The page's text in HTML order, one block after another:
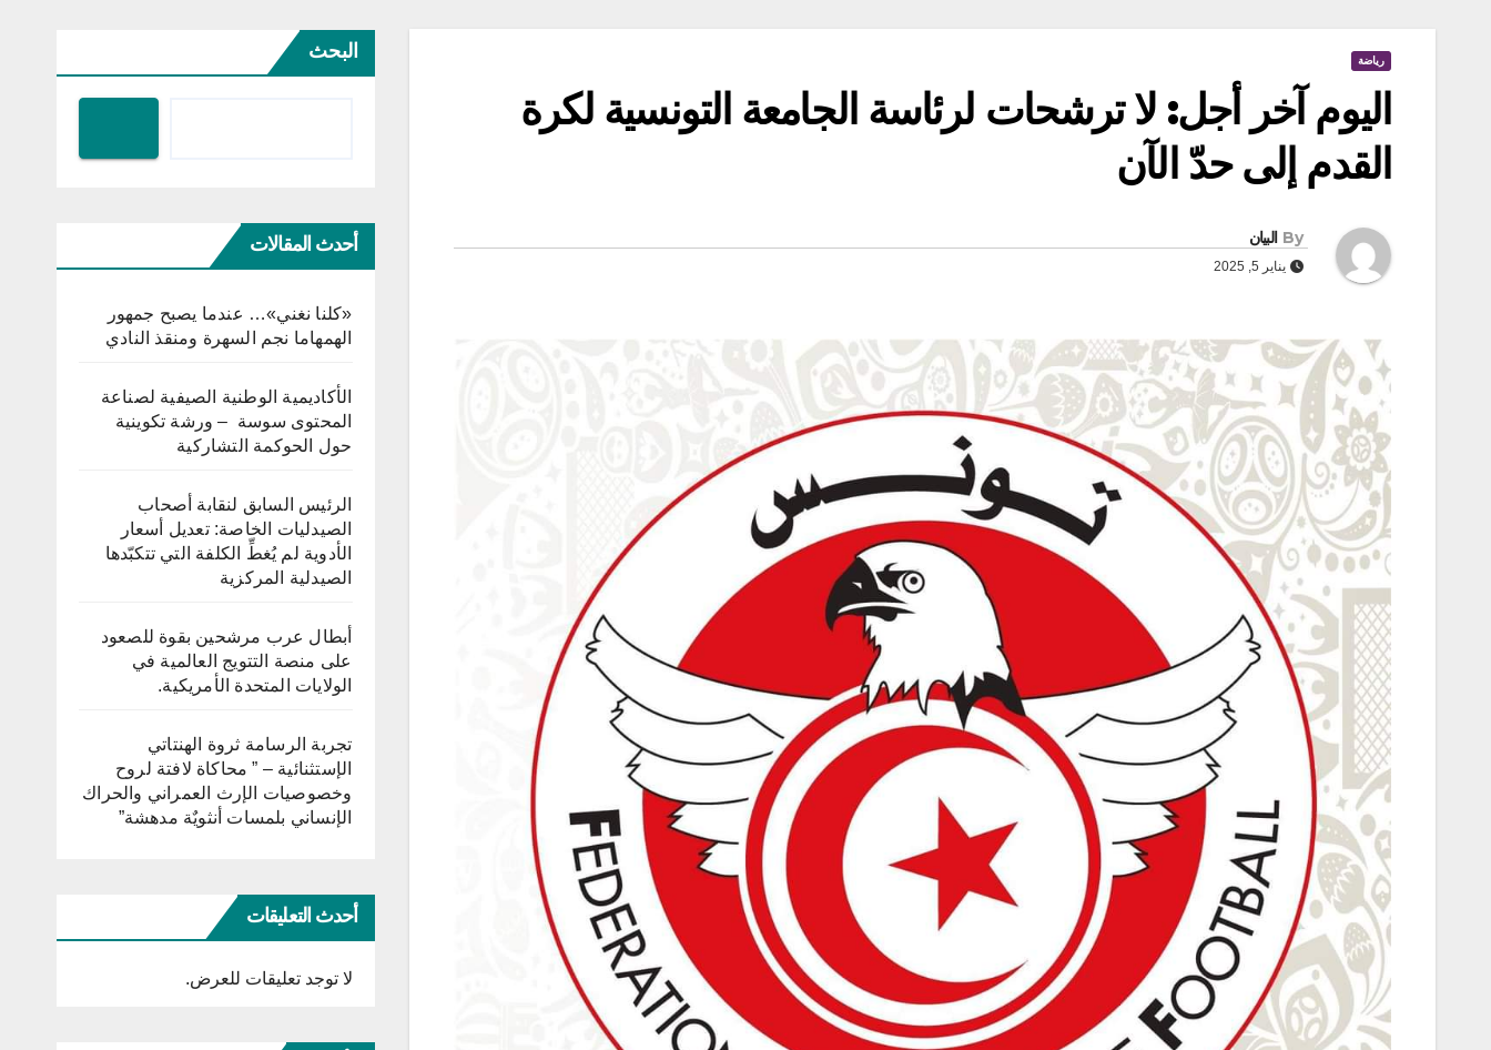
رياضة
اليوم آخر أجل: لا ترشحات لرئاسة الجامعة التونسية لكرة
القدم إلى حدّ الآن
By البيان
يناير 5, 2025
البحث
أحدث المقالات
«كلنا نغني»… عندما يصبح جمهور
الهمهاما نجم السهرة ومنقذ النادي
الأكاديمية الوطنية الصيفية لصناعة
المحتوى سوسة – ورشة تكوينية
حول الحوكمة التشاركية
الرئيس السابق لنقابة أصحاب
الصيدليات الخاصة: تعديل أسعار
الأدوية لم يُغطِّ الكلفة التي تتكبّدها
الصيدلية المركزية
أبطال عرب مرشحين بقوة للصعود
على منصة التتويج العالمية في
الولايات المتحدة الأمريكية.
تجربة الرسامة ثروة الهنتاتي
الإستثنائية – ” محاكاة لافتة لروح
وخصوصيات الإرث العمراني والحراك
الإنساني بلمسات أنثويٌة مدهشة”
أحدث التعليقات
لا توجد تعليقات للعرض.